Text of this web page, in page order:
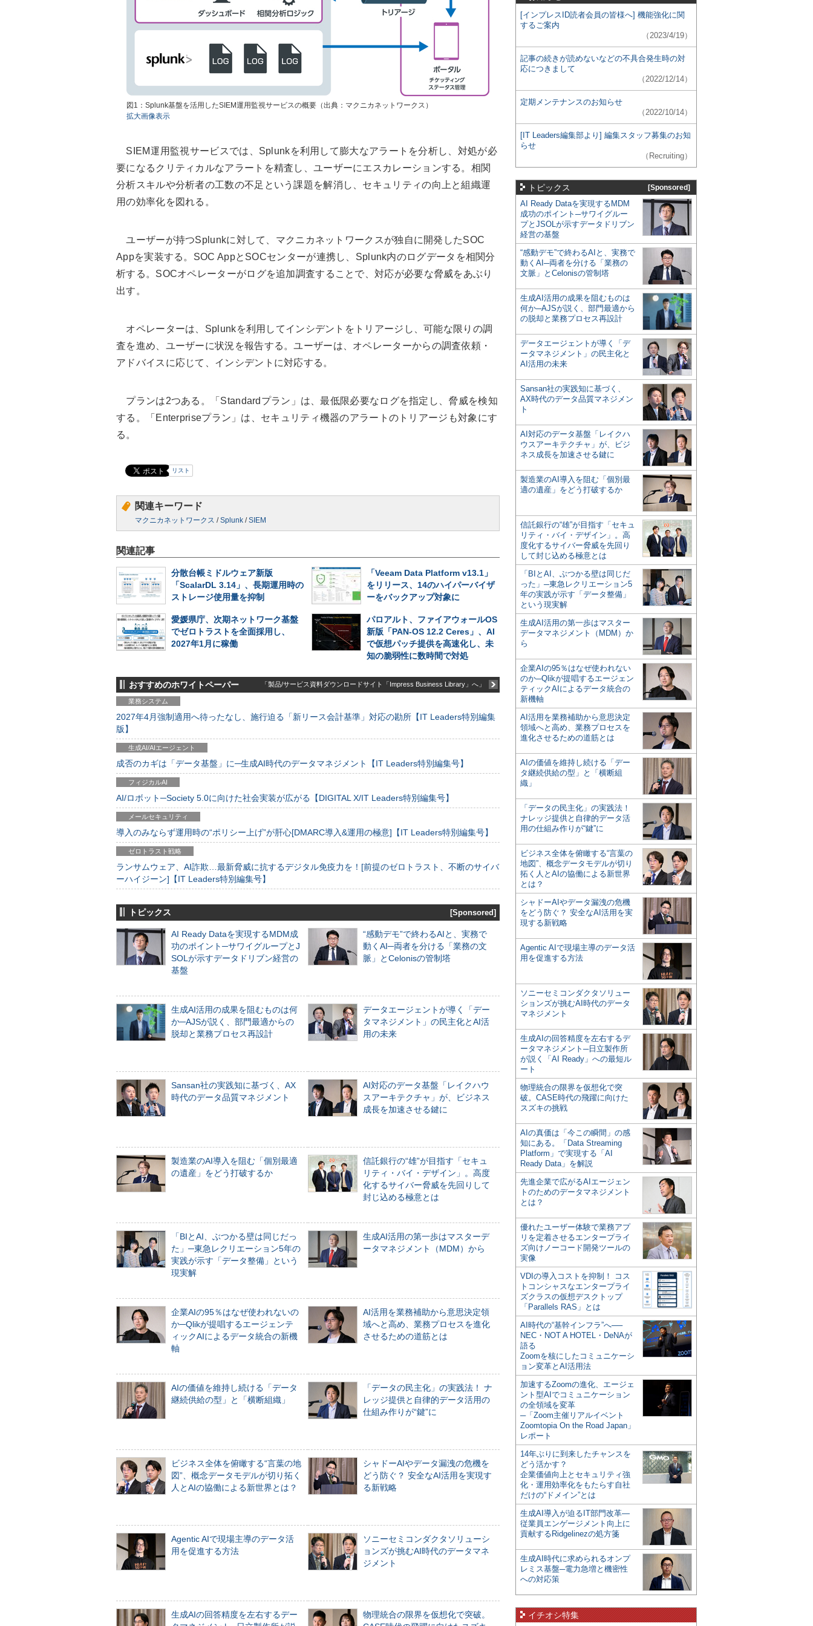
図1：Splunk基盤を活用したSIEM運用監視サービスの概要（出典：マクニカネットワークス）
拡大画像表示
SIEM運用監視サービスでは、Splunkを利用して膨大なアラートを分析し、対処が必
要になるクリティカルなアラートを精査し、ユーザーにエスカレーションする。相関
分析スキルや分析者の工数の不足という課題を解消し、セキュリティの向上と組織運
用の効率化を図れる。
ユーザーが持つSplunkに対して、マクニカネットワークスが独自に開発したSOC
Appを実装する。SOC AppとSOCセンターが連携し、Splunk内のログデータを相関分
析する。SOCオペレーターがログを追加調査することで、対応が必要な脅威をあぶり
出す。
オペレーターは、Splunkを利用してインシデントをトリアージし、可能な限りの調
査を進め、ユーザーに状況を報告する。ユーザーは、オペレーターからの調査依頼・
アドバイスに応じて、インシデントに対応する。
プランは2つある。「Standardプラン」は、最低限必要なログを指定し、脅威を検知
する。「Enterpriseプラン」は、セキュリティ機器のアラートのトリアージも対象にす
る。
リスト
関連キーワード
マクニカネットワークス /Splunk /SIEM
関連記事
分散台帳ミドルウェア新版
「ScalarDL 3.14」、長期運用時の
ストレージ使用量を抑制
「Veeam Data Platform v13.1」
をリリース、14のハイパーバイザ
ーをバックアップ対象に
愛媛県庁、次期ネットワーク基盤
でゼロトラストを全面採用し、
2027年1月に稼働
パロアルト、ファイアウォールOS
新版「PAN-OS 12.2 Ceres」、AI
で仮想パッチ提供を高速化し、未
知の脆弱性に数時間で対処
おすすめのホワイトペーパー 「製品/サービス資料ダウンロードサイト「Impress Business Library」へ」
業務システム
2027年4月強制適用へ待ったなし、施行迫る「新リース会計基準」対応の勘所【IT Leaders特別編集
版】
生成AI/AIエージェント
成否のカギは「データ基盤」に─生成AI時代のデータマネジメント【IT Leaders特別編集号】
フィジカルAI
AI/ロボット─Society 5.0に向けた社会実装が広がる【DIGITAL X/IT Leaders特別編集号】
メールセキュリティ
導入のみならず運用時の“ポリシー上げ”が肝心[DMARC導入&運用の極意]【IT Leaders特別編集号】
ゼロトラスト戦略
ランサムウェア、AI詐欺…最新脅威に抗するデジタル免疫力を！[前提のゼロトラスト、不断のサイバ
ーハイジーン]【IT Leaders特別編集号】
トピックス [Sponsored]
AI Ready Dataを実現するMDM成
功のポイント─サワイグループとJ
SOLが示すデータドリブン経営の
基盤
“感動デモ”で終わるAIと、実務で
動くAI─両者を分ける「業務の文
脈」とCelonisの管制塔
生成AI活用の成果を阻むものは何
か─AJSが説く、部門最適からの
脱却と業務プロセス再設計
データエージェントが導く「デー
タマネジメント」の民主化とAI活
用の未来
Sansan社の実践知に基づく、AX
時代のデータ品質マネジメント
AI対応のデータ基盤「レイクハウ
スアーキテクチャ」が、ビジネス
成長を加速させる鍵に
製造業のAI導入を阻む「個別最適
の遺産」をどう打破するか
信託銀行の“雄”が目指す「セキュ
リティ・バイ・デザイン」。高度
化するサイバー脅威を先回りして
封じ込める極意とは
「BIとAI、ぶつかる壁は同じだっ
た」─東急レクリエーション5年の
実践が示す「データ整備」という
現実解
生成AI活用の第一歩はマスターデ
ータマネジメント（MDM）から
企業AIの95％はなぜ使われないの
か─Qlikが提唱するエージェンテ
ィックAIによるデータ統合の新機
軸
AI活用を業務補助から意思決定領
域へと高め、業務プロセスを進化
させるための道筋とは
AIの価値を維持し続ける「データ
継続供給の型」と「横断組織」
「データの民主化」の実践法！ ナ
レッジ提供と自律的データ活用の
仕組み作りが“鍵”に
ビジネス全体を俯瞰する“言葉の地
図”、概念データモデルが切り拓く
人とAIの協働による新世界とは？
シャドーAIやデータ漏洩の危機を
どう防ぐ？ 安全なAI活用を実現す
る新戦略
Agentic AIで現場主導のデータ活
用を促進する方法
ソニーセミコンダクタソリューシ
ョンズが挑むAI時代のデータマネ
ジメント
生成AIの回答精度を左右するデー
物理統合の限界を仮想化で突破。
[インプレスID読者会員の皆様へ] 機能強化に関
するご案内
（2023/4/19）
記事の続きが読めないなどの不具合発生時の対
応につきまして
（2022/12/14）
定期メンテナンスのお知らせ
（2022/10/14）
[IT Leaders編集部より] 編集スタッフ募集のお知
らせ
（Recruiting）
トピックス [Sponsored]
AI Ready Dataを実現するMDM
成功のポイント─サワイグルー
プとJSOLが示すデータドリブン
経営の基盤
“感動デモ”で終わるAIと、実務で
動くAI─両者を分ける「業務の
文脈」とCelonisの管制塔
生成AI活用の成果を阻むものは
何か─AJSが説く、部門最適から
の脱却と業務プロセス再設計
データエージェントが導く「デ
ータマネジメント」の民主化と
AI活用の未来
Sansan社の実践知に基づく、
AX時代のデータ品質マネジメン
ト
AI対応のデータ基盤「レイクハ
ウスアーキテクチャ」が、ビジ
ネス成長を加速させる鍵に
製造業のAI導入を阻む「個別最
適の遺産」をどう打破するか
信託銀行の“雄”が目指す「セキュ
リティ・バイ・デザイン」。高
度化するサイバー脅威を先回り
して封じ込める極意とは
「BIとAI、ぶつかる壁は同じだ
った」─東急レクリエーション5
年の実践が示す「データ整備」
という現実解
生成AI活用の第一歩はマスター
データマネジメント（MDM）か
ら
企業AIの95％はなぜ使われない
のか─Qlikが提唱するエージェン
ティックAIによるデータ統合の
新機軸
AI活用を業務補助から意思決定
領域へと高め、業務プロセスを
進化させるための道筋とは
AIの価値を維持し続ける「デー
タ継続供給の型」と「横断組
織」
「データの民主化」の実践法！
ナレッジ提供と自律的データ活
用の仕組み作りが“鍵”に
ビジネス全体を俯瞰する“言葉の
地図”、概念データモデルが切り
拓く人とAIの協働による新世界
とは？
シャドーAIやデータ漏洩の危機
をどう防ぐ？ 安全なAI活用を実
現する新戦略
Agentic AIで現場主導のデータ活
用を促進する方法
ソニーセミコンダクタソリュー
ションズが挑むAI時代のデータ
マネジメント
生成AIの回答精度を左右するデ
ータマネジメント─日立製作所
が説く「AI Ready」への最短ル
ート
物理統合の限界を仮想化で突
破。CASE時代の飛躍に向けた
スズキの挑戦
AIの真価は「今この瞬間」の感
知にある。「Data Streaming
Platform」で実現する「AI
Ready Data」を解説
先進企業で広がるAIエージェン
トのためのデータマネジメント
とは？
優れたユーザー体験で業務アプ
リを定着させるエンタープライ
ズ向けノーコード開発ツールの
実像
VDIの導入コストを抑制！ コス
トコンシャスなエンタープライ
ズクラスの仮想デスクトップ
「Parallels RAS」とは
AI時代の“基幹インフラ”へ──
NEC・NOT A HOTEL・DeNAが
語る
Zoomを核にしたコミュニケーシ
ョン変革とAI活用法
加速するZoomの進化、エージェ
ント型AIでコミュニケーション
の全領域を変革
─「Zoom主催リアルイベント
Zoomtopia On the Road Japan」
レポート
14年ぶりに到来したチャンスを
どう活かす？
企業価値向上とセキュリティ強
化・運用効率化をもたらす自社
だけの“ドメイン”とは
生成AI導入が迫るIT部門改革―
従業員エンゲージメント向上に
貢献するRidgelinezの処方箋
生成AI時代に求められるオンプ
レミス基盤─電力急増と機密性
への対応策
イチオシ特集